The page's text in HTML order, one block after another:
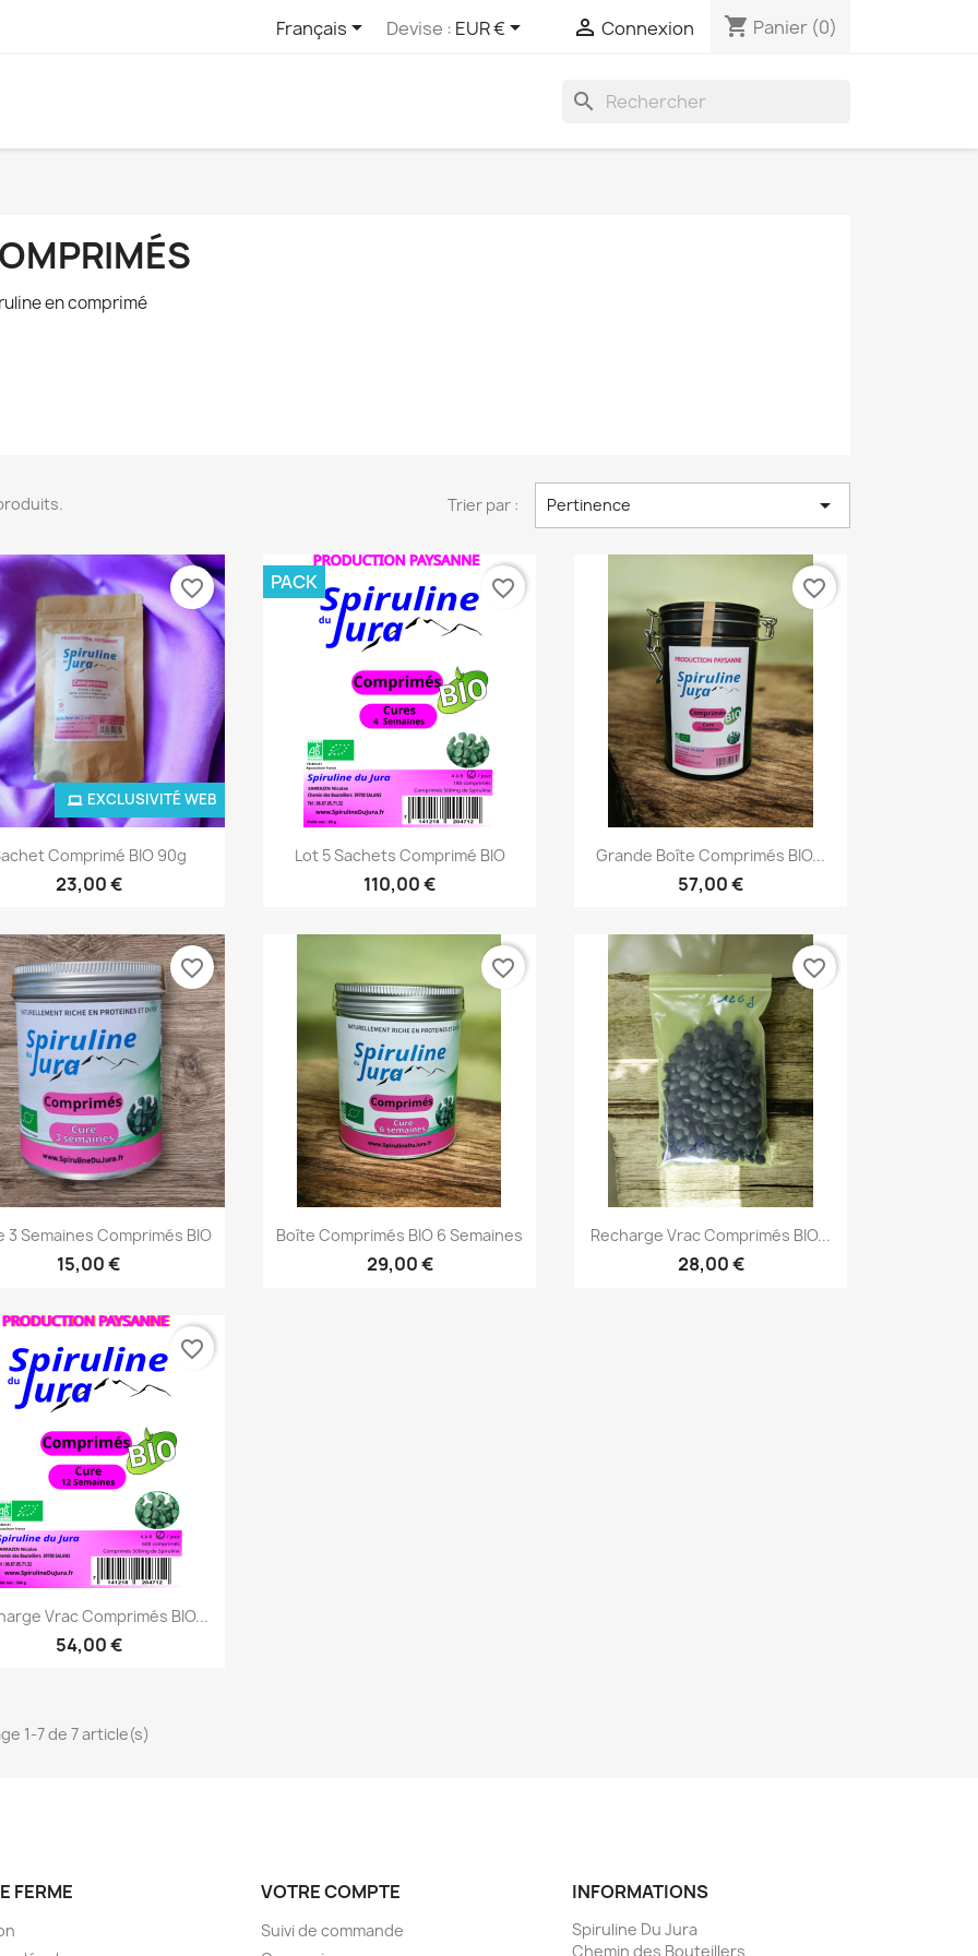
Français Devise : EUR €  Connexion shopping_cart Panier (0)
search
en comprimé
Trier par : Pertinence 
Aperçu rapide
Comprimé BIO 90g
23,00 €
EXCLUSIVITÉ WEB
favorite_border
Aperçu rapide
Lot 5 Sachets Comprimé BIO
110,00 €
PACK favorite_border
Aperçu rapide
Grande Boîte Comprimés BIO...
57,00 €
favorite_border
Aperçu rapide
3 Semaines Comprimés BIO
15,00 €
favorite_border
Aperçu rapide
Boîte Comprimés BIO 6 Semaines
29,00 €
favorite_border
Aperçu rapide
Recharge Vrac Comprimés BIO...
28,00 €
favorite_border
Aperçu rapide
Vrac Comprimés BIO...
54,00 €
favorite_border
1-7 de 7 article(s)
FERME VOTRE COMPTE
Suivi de commande
INFORMATIONS
Spiruline Du Jura
Chemin des Bouteillers